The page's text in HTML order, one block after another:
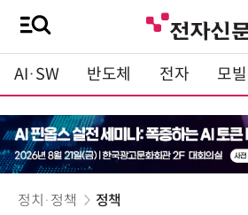
AI·SW 반도체 전자 모
정치·정책 정책